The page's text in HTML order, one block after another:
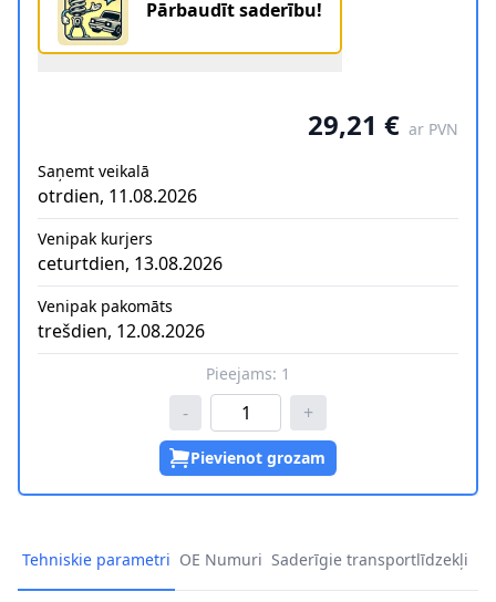
Pārbaudīt saderību!
29,21 € ar PVN
Saņemt veikalā
otrdien, 11.08.2026
Venipak kurjers
ceturtdien, 13.08.2026
Venipak pakomāts
trešdien, 12.08.2026
Pieejams: 1
- +
Pievienot grozam
Tehniskie parametri OE Numuri Saderīgie transportlīdzekļi